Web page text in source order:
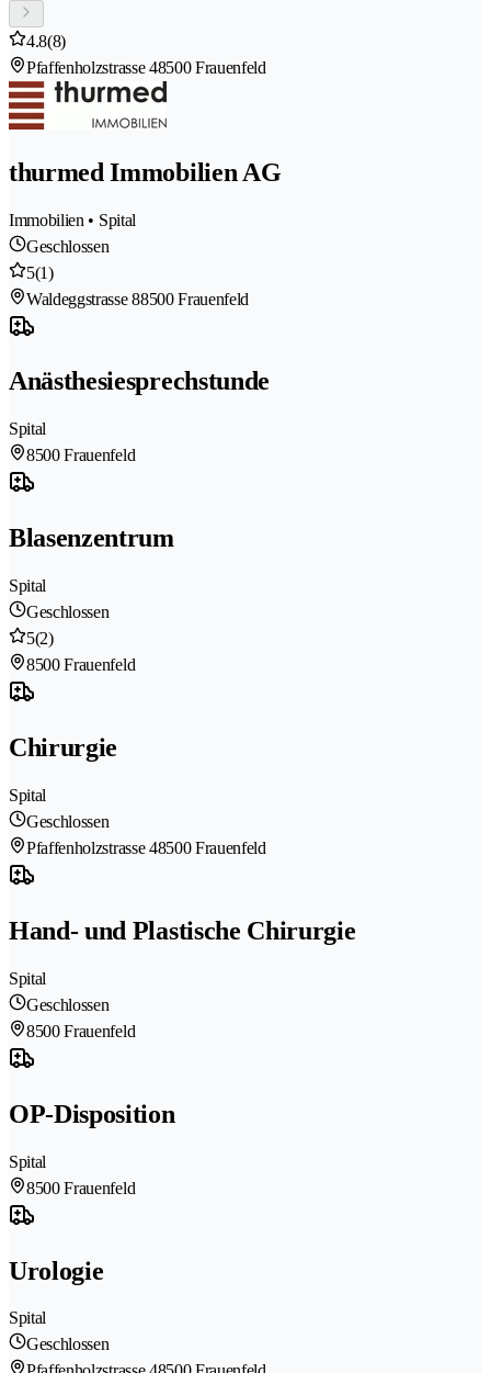
4.8(8)
Pfaffenholzstrasse 48500 Frauenfeld
thurmed Immobilien AG
Immobilien • Spital
Geschlossen
5(1)
Waldeggstrasse 88500 Frauenfeld
Anästhesiesprechstunde
Spital
8500 Frauenfeld
Blasenzentrum
Spital
Geschlossen
5(2)
8500 Frauenfeld
Chirurgie
Spital
Geschlossen
Pfaffenholzstrasse 48500 Frauenfeld
Hand- und Plastische Chirurgie
Spital
Geschlossen
8500 Frauenfeld
OP-Disposition
Spital
8500 Frauenfeld
Urologie
Spital
Geschlossen